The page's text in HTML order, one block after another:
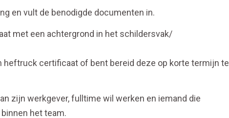
en vult de benodigde documenten in.
met een achtergrond in het schildersvak/
heftruck certificaat of bent bereid deze op korte termijn te
zijn werkgever, fulltime wil werken en iemand die
het team.